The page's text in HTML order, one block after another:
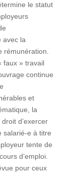
le statut
avec la
rémunération.
faux » travail
continue
et
la
d’exercer
salarié-e à titre
tente de
d’emploi.
pour ceux